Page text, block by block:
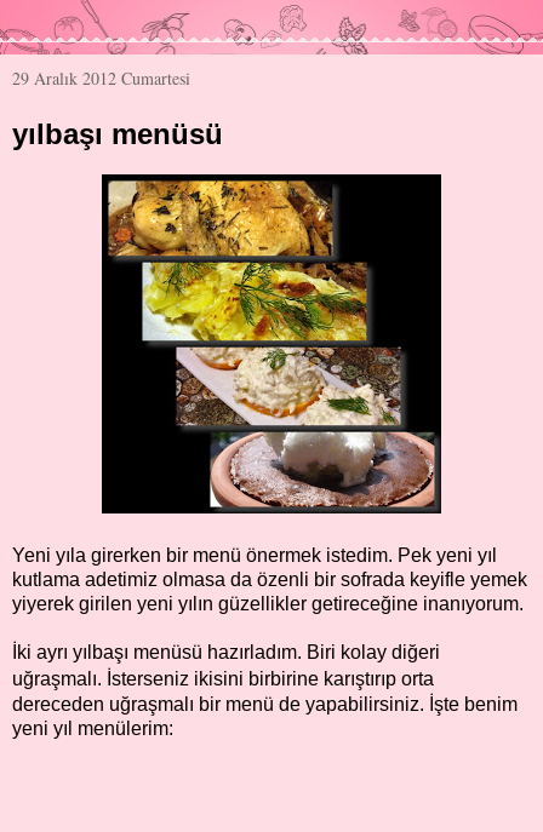
29 Aralık 2012 Cumartesi
yılbaşı menüsü
Yeni yıla girerken bir menü önermek istedim. Pek yeni yıl
kutlama adetimiz olmasa da özenli bir sofrada keyifle yemek
yiyerek girilen yeni yılın güzellikler getireceğine inanıyorum.
İki ayrı yılbaşı menüsü hazırladım. Biri kolay diğeri
uğraşmalı. İsterseniz ikisini birbirine karıştırıp orta
dereceden uğraşmalı bir menü de yapabilirsiniz. İşte benim
yeni yıl menülerim: